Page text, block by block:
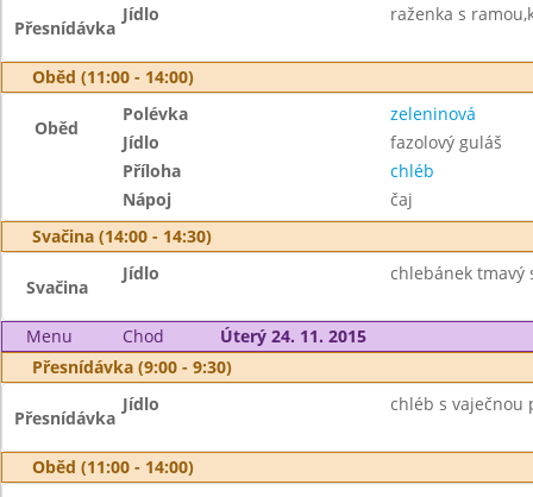
Přesnídávka
Jídlo raženka s
Oběd (11:00 - 14:00)
Oběd
Polévka
zeleninová
Jídlo
fazolový guláš
Příloha
chléb
Nápoj
čaj
Svačina (14:00 - 14:30)
Svačina
Jídlo chlebánek tmavý
Menu Chod
Úterý 24. 11. 2015
Přesnídávka (9:00 - 9:30)
Přesnídávka
Jídlo chléb s vaječnou
Oběd (11:00 - 14:00)